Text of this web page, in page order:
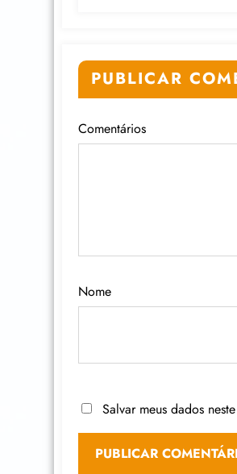
PUBLICAR
Comentários
Nome
Salvar meus dados